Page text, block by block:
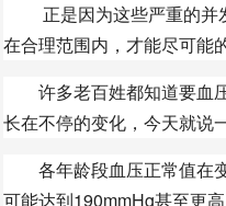
正是因为这些严重的并发
在合理范围内，才能尽可能
许多老百姓都知道要血压
长在不停的变化，今天就说
各年龄段血压正常值在变
可能达到190mmHg甚至更